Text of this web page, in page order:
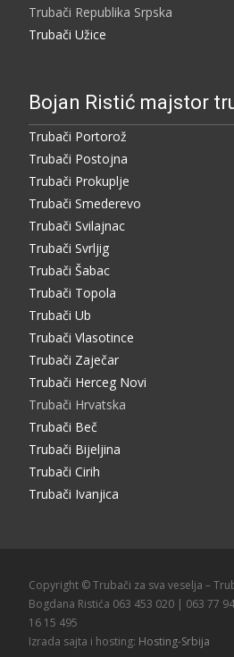
Trubači Republika Srpska
Trubači Užice
Bojan Ristić majstor
Trubači Portorož
Trubači Postojna
Trubači Prokuplje
Trubači Smederevo
Trubači Svilajnac
Trubači Svrljig
Trubači Šabac
Trubači Topola
Trubači Ub
Trubači Vlasotince
Trubači Zaječar
Trubači Herceg Novi
Trubači Hrvatska
Trubači Beč
Trubači Bijeljina
Trubači Cirih
Trubači Ivanjica
Copyright © Trubači za sva veselja –
Bogdana Ristića 063 453 020 | 063 77
16 15 495
Izrada sajta i hosting: Hosting-Srbija